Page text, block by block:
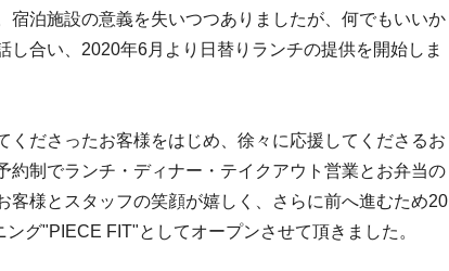
宿泊施設の意義を失いつつありましたが、何でもいいか
し合い、2020年6月より日替りランチの提供を開始しま
くださったお客様をはじめ、徐々に応援してくださるお
約制でランチ・ディナー・テイクアウト営業とお弁当の
客様とスタッフの笑顔が嬉しく、さらに前へ進むため20
グ"PIECE FIT"としてオープンさせて頂きました。